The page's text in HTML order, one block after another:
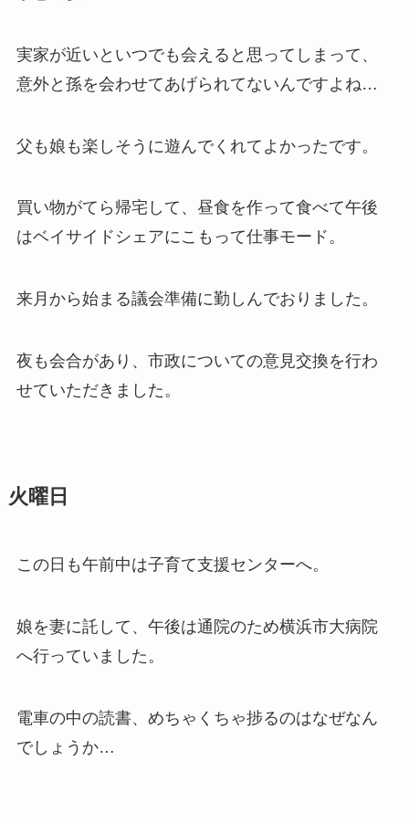
実家が近いといつでも会えると思ってしまって、
意外と孫を会わせてあげられてないんですよね…
父も娘も楽しそうに遊んでくれてよかったです。
買い物がてら帰宅して、昼食を作って食べて午後
はベイサイドシェアにこもって仕事モード。
来月から始まる議会準備に勤しんでおりました。
夜も会合があり、市政についての意見交換を行わ
せていただきました。
火曜日
この日も午前中は子育て支援センターへ。
娘を妻に託して、午後は通院のため横浜市大病院
へ行っていました。
電車の中の読書、めちゃくちゃ捗るのはなぜなん
でしょうか…